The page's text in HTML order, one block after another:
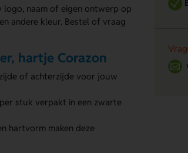
logo, naam of eigen ontwerp op
andere kleur. Bestel of vraag
hartje Corazon
of achterzijde voor jouw
stuk verpakt in een zwarte
hartvorm maken deze